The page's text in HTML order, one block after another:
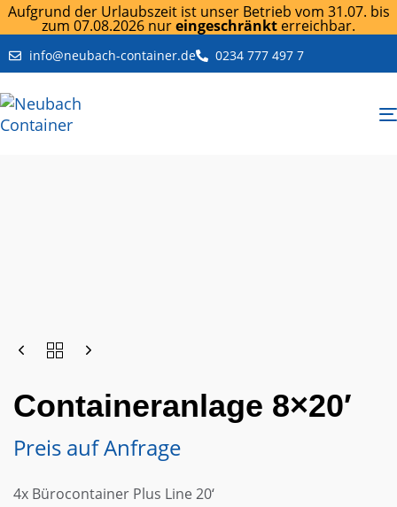
Aufgrund der Urlaubszeit ist unser Betrieb vom 31.07. bis
zum 07.08.2026 nureingeschränkt erreichbar.
info@neubach-container.de 0234 777 497 7
Containeranlage 8×20′
Preis auf Anfrage
4x Bürocontainer Plus Line 20‘